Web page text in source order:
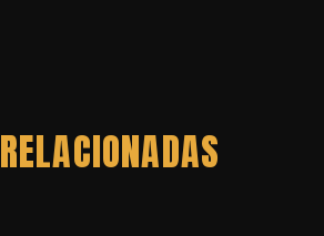
RELACIONADAS